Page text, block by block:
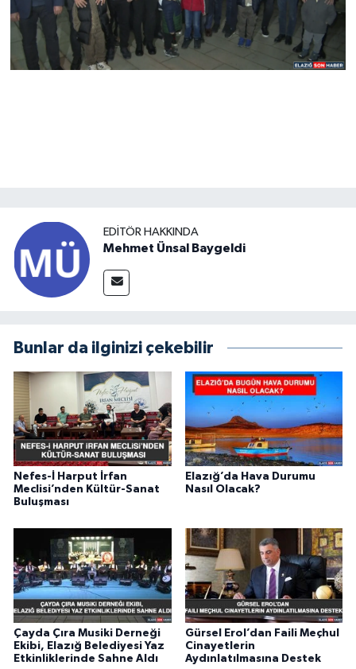
EDITÖR HAKKINDA
Mehmet Ünsal Baygeldi
Bunlar da ilginizi çekebilir
Nefes-İ Harput İrfan
Meclisi’nden Kültür-Sanat
Buluşması
Elazığ’da Hava Durumu
Nasıl Olacak?
Çayda Çıra Musiki Derneği
Ekibi, Elazığ Belediyesi Yaz
Etkinliklerinde Sahne Aldı
Gürsel Erol’dan Faili Meçhul
Cinayetlerin
Aydınlatılmasına Destek